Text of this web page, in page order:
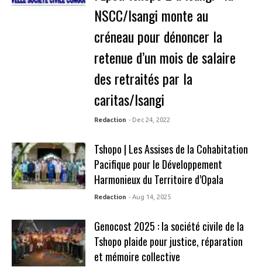
NSCC/Isangi monte au
créneau pour dénoncer la
retenue d’un mois de salaire
des retraités par la
caritas/Isangi
Redaction - Dec 24, 2022
Tshopo | Les Assises de la Cohabitation
Pacifique pour le Développement
Harmonieux du Territoire d’Opala
Redaction - Aug 14, 2025
Genocost 2025 : la société civile de la
Tshopo plaide pour justice, réparation
et mémoire collective